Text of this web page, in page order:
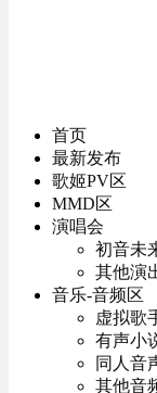
首页
最新发布
歌姬PV区
MMD区
演唱会
初音未
其他演
音乐-音频区
虚拟歌
有声小
同人音
其他音